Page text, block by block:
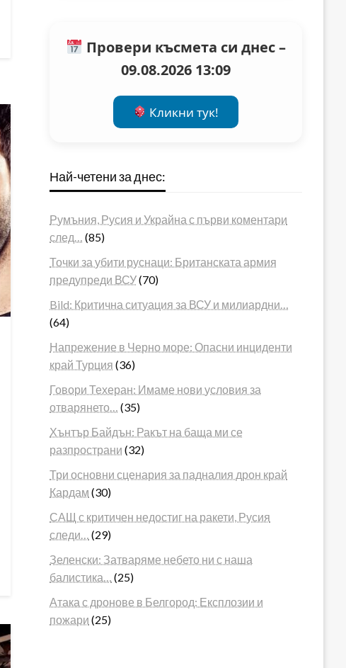
Провери късмета си днес –
09.08.2026 13:09
Кликни тук!
Най-четени за днес:
Румъния, Русия и Украйна с първи коментари
след…
(85)
Точки за убити руснаци: Британската армия
предупреди ВСУ(70)
Bild: Критична ситуация за ВСУ и милиардни…
(64)
Напрежение в Черно море: Опасни инциденти
край Турция (36)
Говори Техеран: Имаме нови условия за
отварянето…
(35)
Хънтър Байдън: Ракът на баща ми се
разпространи (32)
Три основни сценария за падналия дрон край
Кардам (30)
САЩ с критичен недостиг на ракети, Русия
следи…
(29)
Зеленски: Затваряме небето ни с наша
балистика…
(25)
Атака с дронове в Белгород: Експлозии и
пожари (25)